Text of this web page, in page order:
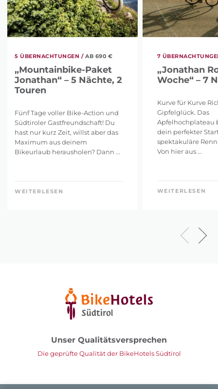
5 ÜBERNACHTUNGEN / AB 690 €
„Mountainbike-Paket
Jonathan“ – 5 Nächte, 2
Touren
Fünf Tage voller Bike-Action und
Südtiroler Gastfreundschaft! Du
hast nur kurz Zeit, willst aber das
Maximum aus deinem
Bikeurlaub herausholen? Dann ...
WEITERLESEN
7
„Jonathan
Woche“ – 7
Kurve für Kurve
Gipfelglück. Das
Apfelhochplateau
dein perfekter
spektakuläre
Von hier aus ...
WEITERLESEN
Unser Qualitätsversprechen
Die geprüfte Qualität der BikeHotels Südtirol